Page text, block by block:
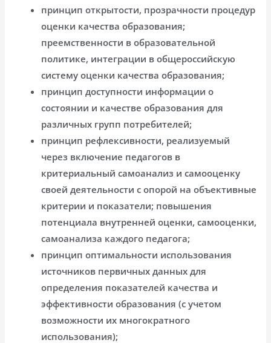
принцип открытости, прозрачности процедур
оценки качества образования;
преемственности в образовательной
политике, интеграции в общероссийскую
систему оценки качества образования;
принцип доступности информации о
состоянии и качестве образования для
различных групп потребителей;
принцип рефлексивности, реализуемый
через включение педагогов в
критериальный самоанализ и самооценку
своей деятельности с опорой на объективные
критерии и показатели; повышения
потенциала внутренней оценки, самооценки,
самоанализа каждого педагога;
принцип оптимальности использования
источников первичных данных для
определения показателей качества и
эффективности образования (с учетом
возможности их многократного
использования);